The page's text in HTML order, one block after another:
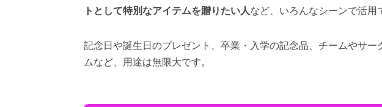
トとして特別なアイテムを贈りたい人など、いろんなシーンで活用
記念日や誕生日のプレゼント、卒業・入学の記念品、チームやサー
ムなど、用途は無限大です。